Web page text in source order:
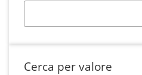
Cerca per valore